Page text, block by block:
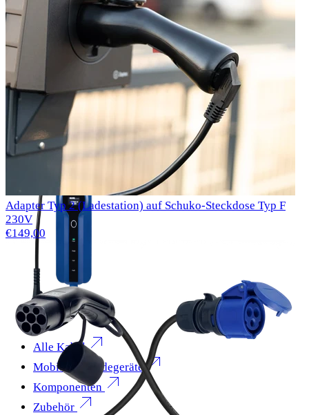
Mobile Ladestation
Aufladen an jeder Buchse
Alle Kabel
Mobile EV-Ladegeräte
Komponenten
Zubehör
Adapter Typ 2 (Ladestation) auf Schuko-Steckdose Typ F
230V
€149,00